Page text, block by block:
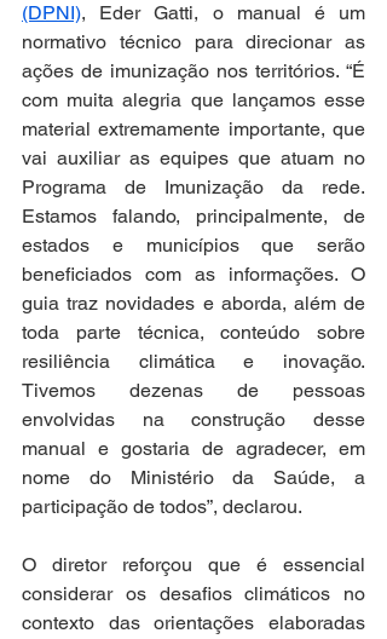
(DPNI), Eder Gatti, o manual é um
normativo técnico para direcionar as
ações de imunização nos territórios. “É
com muita alegria que lançamos esse
material extremamente importante, que
vai auxiliar as equipes que atuam no
Programa de Imunização da rede.
Estamos falando, principalmente, de
estados e municípios que serão
beneficiados com as informações. O
guia traz novidades e aborda, além de
toda parte técnica, conteúdo sobre
resiliência climática e inovação.
Tivemos dezenas de pessoas
envolvidas na construção desse
manual e gostaria de agradecer, em
nome do Ministério da Saúde, a
participação de todos”, declarou.
O diretor reforçou que é essencial
considerar os desafios climáticos no
contexto das orientações elaboradas